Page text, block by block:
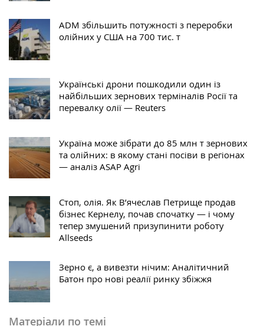
ADM збільшить потужності з переробки
олійних у США на 700 тис. т
Українські дрони пошкодили один із
найбільших зернових терміналів Росії та
перевалку олії — Reuters
Україна може зібрати до 85 млн т зернових
та олійних: в якому стані посіви в регіонах
— аналіз ASAP Agri
Стоп, олія. Як В’ячеслав Петрище продав
бізнес Кернелу, почав спочатку — і чому
тепер змушений призупинити роботу
Allseeds
Зерно є, а вивезти нічим: Аналітичний
Батон про нові реалії ринку збіжжя
Матеріали по темі